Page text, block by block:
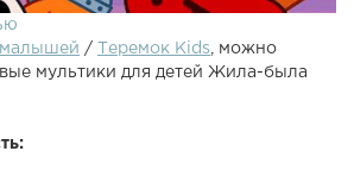
/ Теремок Kids , можно
мультики для детей Жила-была